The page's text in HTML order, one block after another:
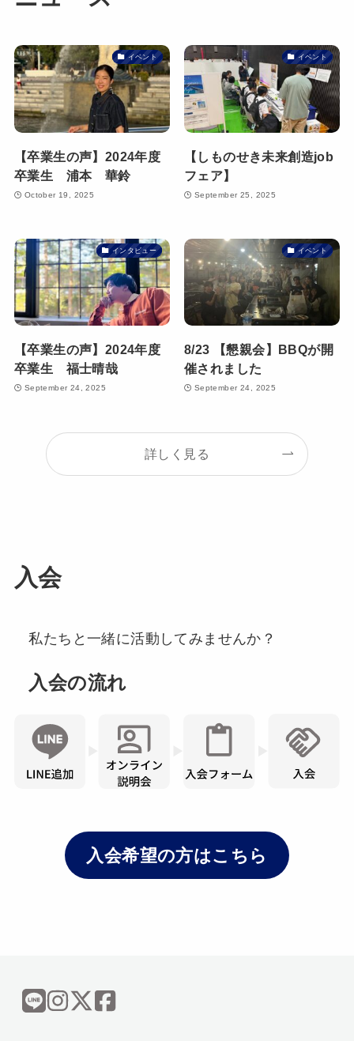
イベント
【卒業生の声】2024年度
卒業生 浦本 華鈴
October 19, 2025
イベント
【しものせき未来創造job
フェア】
September 25, 2025
インタビュー
【卒業生の声】2024年度
卒業生 福士晴哉
September 24, 2025
イベント
8/23 【懇親会】BBQが開
催されました
September 24, 2025
詳しく見る
入会
私たちと一緒に活動してみませんか？
入会の流れ
入会希望の方はこちら